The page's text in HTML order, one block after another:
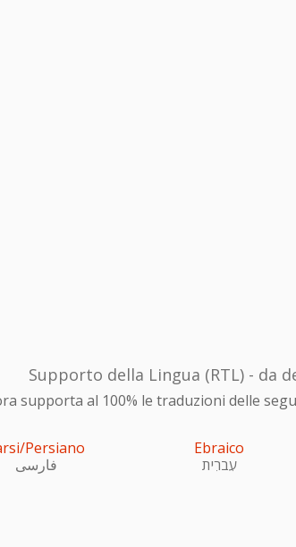
Supporto della Lingua (RTL) - da
supporta al 100% le traduzioni delle
Persiano
فارسی
Ebraico
עִברִית